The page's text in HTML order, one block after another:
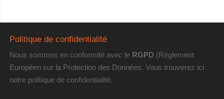
Politique de confidentialité
Nous sommes en conformité avec le RGPD (Réglement
Européen sur la Protection des Données. Vous trouverez ici
notre politique de confidentialité.